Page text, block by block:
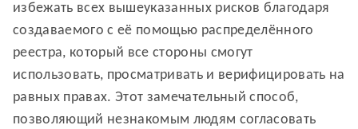
избежать всех вышеуказанных рисков благодаря
создаваемого с её помощью распределённого
реестра, который все стороны смогут
использовать, просматривать и верифицировать на
равных правах. Этот замечательный способ,
позволяющий незнакомым людям согласовать